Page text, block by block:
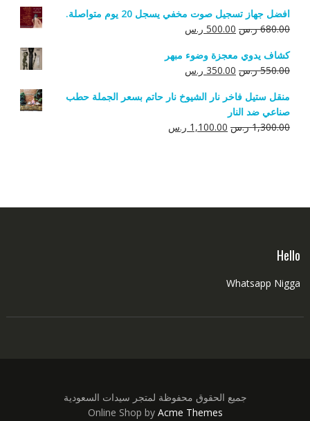
افضل جهاز تسجيل صوت مخفي يسجل 20 يوم متواصلة.
680.00 ر.س السعر
هو:
680.00 ر.س.
500.00 ر.سالسعر
هو:
500.00 ر.س.
كشاف يدوي معجزة وضوء مبهر
550.00 ر.س السعر
هو:
550.00 ر.س.
350.00 ر.سالسعر
هو:
منقل ستيل فاخر نار الشيوخ نار حاتم بسعر الجملة حطب
صناعي ضد النار
1,300.00 ر.س السعر
1,100.00 ر.سالسعر
Hello
Whatsapp Nigga
جميع الحقوق محفوظة لمتجر سيدات السعودية
Online Shop by Acme Themes